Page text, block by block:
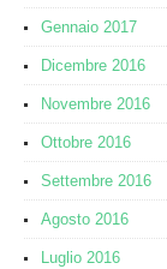
Gennaio 2017
Dicembre 2016
Novembre 2016
Ottobre 2016
Settembre 2016
Agosto 2016
Luglio 2016